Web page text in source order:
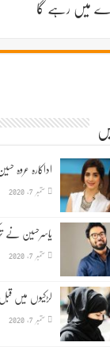
میں رہے گا
اداکارہ
ستمبر 7, 2020
یاسرحسین نے
ستمبر 7, 2020
لڑکیوں میں
ستمبر 7, 2020